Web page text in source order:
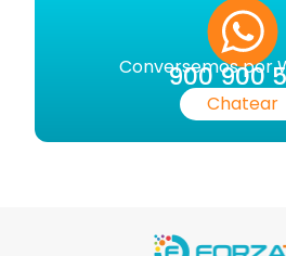
Conversemos por
900 900
Chatear